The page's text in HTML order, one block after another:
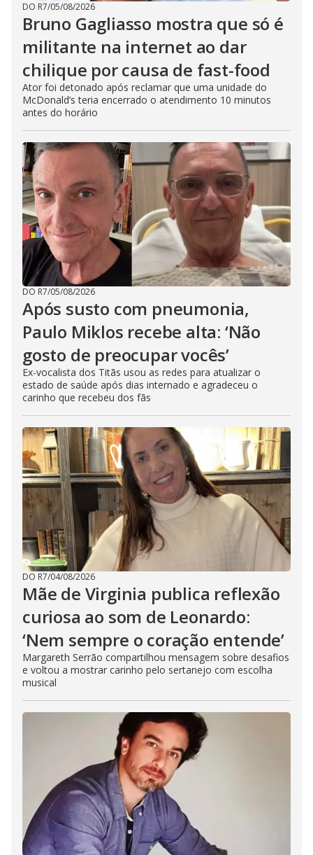
DO R7/05/08/2026
Bruno Gagliasso mostra que só é
militante na internet ao dar
chilique por causa de fast-food
Ator foi detonado após reclamar que uma unidade do
McDonald’s teria encerrado o atendimento 10 minutos
antes do horário
DO R7/05/08/2026
Após susto com pneumonia,
Paulo Miklos recebe alta: ‘Não
gosto de preocupar vocês’
Ex-vocalista dos Titãs usou as redes para atualizar o
estado de saúde após dias internado e agradeceu o
carinho que recebeu dos fãs
DO R7/04/08/2026
Mãe de Virginia publica reflexão
curiosa ao som de Leonardo:
‘Nem sempre o coração entende’
Margareth Serrão compartilhou mensagem sobre desafios
e voltou a mostrar carinho pelo sertanejo com escolha
musical